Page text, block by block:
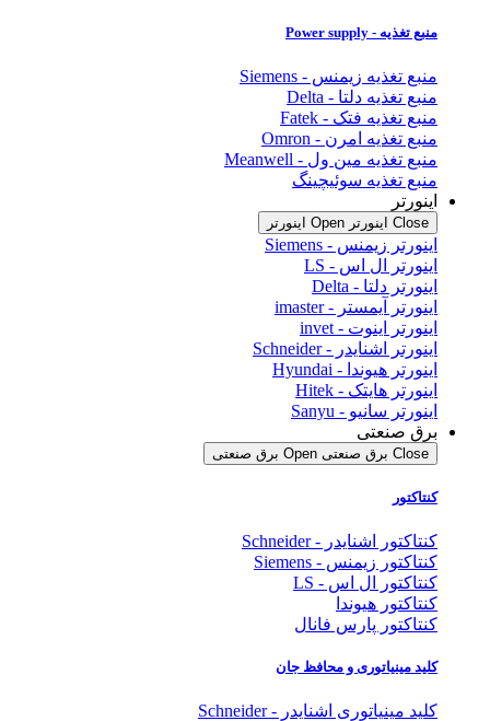
منبع تغذیه - Power supply
منبع تغذیه زیمنس - Siemens
منبع تغذیه دلتا - Delta
منبع تغذیه فتک - Fatek
منبع تغذیه امرن - Omron
منبع تغذیه مین ول - Meanwell
منبع تغذیه سوئیچینگ
اینورتر
Close اینورتر Open اینورتر
اینورتر زیمنس - Siemens
اینورتر ال اس - LS
اینورتر دلتا - Delta
اینورتر آیمستر - imaster
اینورتر اینوت - invet
اینورتر اشنایدر - Schneider
اینورتر هیوندا - Hyundai
اینورتر هایتک - Hitek
اینورتر سانیو - Sanyu
برق صنعتی
Close برق صنعتی Open برق صنعتی
کنتاکتور
کنتاکتور اشنایدر - Schneider
کنتاکتور زیمنس - Siemens
کنتاکتور ال اس - LS
کنتاکتور هیوندا
کنتاکتور پارس فانال
کلید مینیاتوری و محافظ جان
کلید مینیاتوری اشنایدر - Schneider